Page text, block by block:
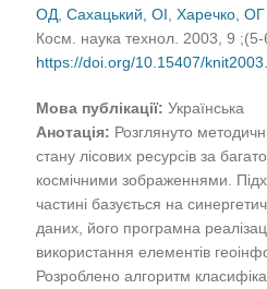
ОД ,Сахацький, ОІ ,Харечко, ОГ
Косм. наука технол. 2003, 9
https://doi.org/10.15407/
Мова публікації: Українська
Анотація: Розглянуто
стану лісових ресурсів за
космічними зображеннями.
частині базується на
даних, його програмна
використання елементів
Розроблено алгоритм